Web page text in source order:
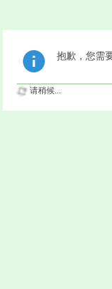
抱歉，您需
请稍候...